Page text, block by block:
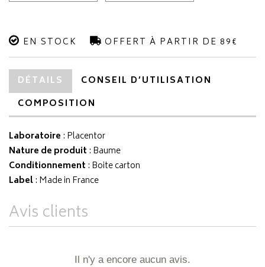
EN STOCK OFFERT À PARTIR DE 89€
DÉTAILS
CONSEIL D’UTILISATION
COMPOSITION
Laboratoire : Placentor
Nature de produit : Baume
Conditionnement : Boite carton
Label: Made in France
Avis clients
Il n'y a encore aucun avis.